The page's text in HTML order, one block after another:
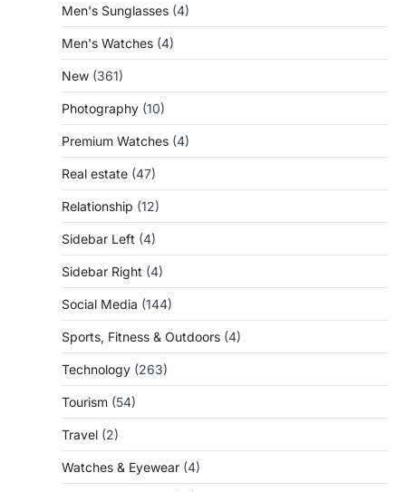
Men's Sunglasses (4)
Men's Watches (4)
New (361)
Photography (10)
Premium Watches (4)
Real estate (47)
Relationship (12)
Sidebar Left (4)
Sidebar Right (4)
Social Media (144)
Sports, Fitness & Outdoors (4)
Technology (263)
Tourism (54)
Travel (2)
Watches & Eyewear (4)